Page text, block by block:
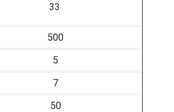
33
500
5
7
50